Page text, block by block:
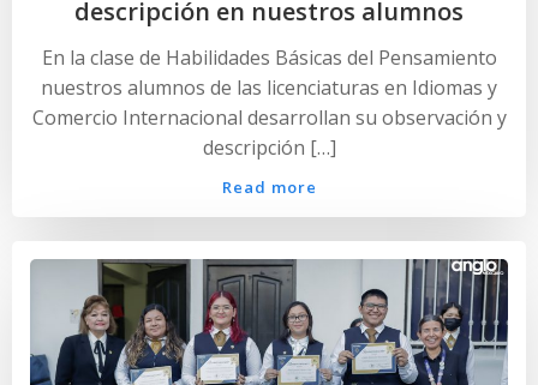
descripción en nuestros alumnos
En la clase de Habilidades Básicas del Pensamiento
nuestros alumnos de las licenciaturas en Idiomas y
Comercio Internacional desarrollan su observación y
descripción […]
Read more